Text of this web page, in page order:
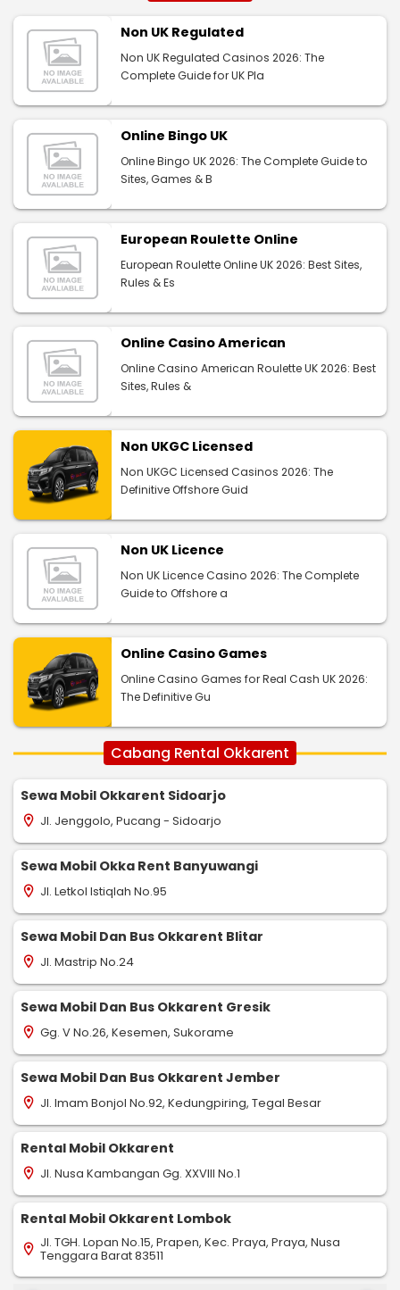
Non UK Regulated
Non UK Regulated Casinos 2026: The
Complete Guide for UK Pla
Online Bingo UK
Online Bingo UK 2026: The Complete Guide to
Sites, Games & B
European Roulette Online
European Roulette Online UK 2026: Best Sites,
Rules & Es
Online Casino American
Online Casino American Roulette UK 2026: Best
Sites, Rules &
Non UKGC Licensed
Non UKGC Licensed Casinos 2026: The
Definitive Offshore Guid
Non UK Licence
Non UK Licence Casino 2026: The Complete
Guide to Offshore a
Online Casino Games
Online Casino Games for Real Cash UK 2026:
The Definitive Gu
Cabang Rental Okkarent
Sewa Mobil Okkarent Sidoarjo
location_on Jl. Jenggolo, Pucang - Sidoarjo
Sewa Mobil Okka Rent Banyuwangi
location_on Jl. Letkol Istiqlah No.95
Sewa Mobil Dan Bus Okkarent Blitar
location_on Jl. Mastrip No.24
Sewa Mobil Dan Bus Okkarent Gresik
location_on Gg. V No.26, Kesemen, Sukorame
Sewa Mobil Dan Bus Okkarent Jember
location_on Jl. Imam Bonjol No.92, Kedungpiring, Tegal Besar
Rental Mobil Okkarent
location_on Jl. Nusa Kambangan Gg. XXVIII No.1
Rental Mobil Okkarent Lombok
location_on Jl. TGH. Lopan No.15, Prapen, Kec. Praya, Praya, Nusa
Tenggara Barat 83511